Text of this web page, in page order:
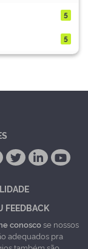
5
5
FEEDBACK
conoscose nossos
adequados pra